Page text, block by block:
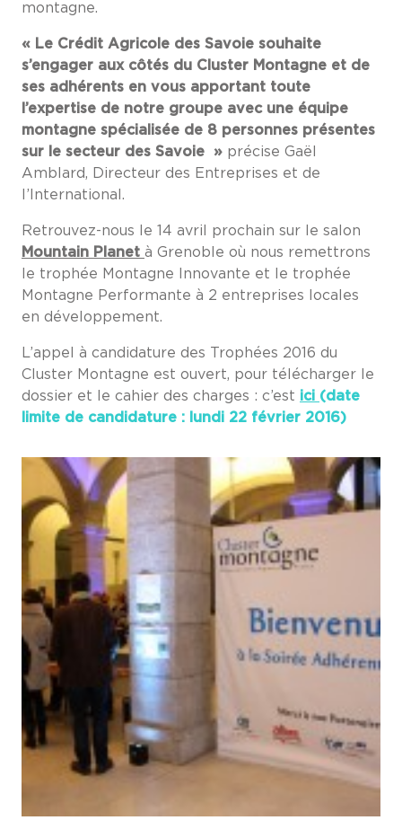
montagne.
« Le Crédit Agricole des Savoie souhaite
s’engager aux côtés du Cluster Montagne et de
ses adhérents en vous apportant toute
l’expertise de notre groupe avec une équipe
montagne spécialisée de 8 personnes présentes
sur le secteur des Savoie » précise Gaël
Amblard, Directeur des Entreprises et de
l’International.
Retrouvez-nous le 14 avril prochain sur le salon
Mountain Planet à Grenoble où nous remettrons
le trophée Montagne Innovante et le trophée
Montagne Performante à 2 entreprises locales
en développement.
L’appel à candidature des Trophées 2016 du
Cluster Montagne est ouvert, pour télécharger le
dossier et le cahier des charges : c’est ici (d ate
limite de candidature : lundi 22 février 2016)